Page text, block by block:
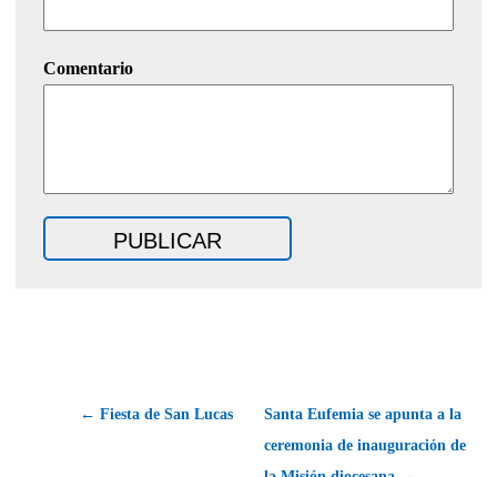
Comentario
← Fiesta de San Lucas
Santa Eufemia se apunta a la
ceremonia de inauguración de